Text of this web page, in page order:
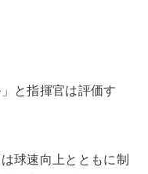
と指揮官は評価す
球速向上とともに制